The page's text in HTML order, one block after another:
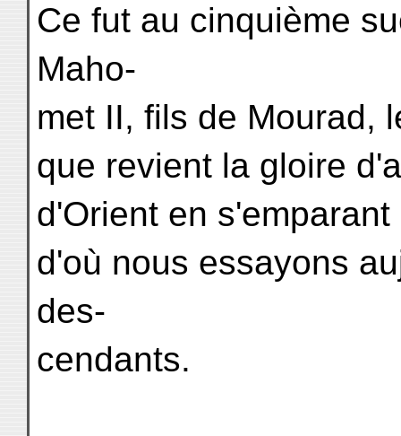
Ce fut au cinquième
Maho-
met II, fils de Mourad,
que revient la gloire
d'Orient en
d'où nous essayons
des-
cendants.